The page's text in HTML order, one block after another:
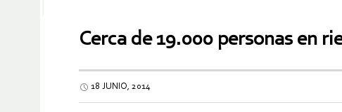
Cerca de 19.000 personas en
18 JUNIO, 2014